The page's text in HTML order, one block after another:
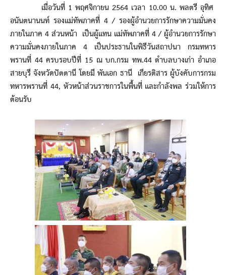
เมื่อวันที่ 1 พฤศจิกายน 2564 เวลา 10.00 น. พลตรี อุทิศ
อนันตนานนท์ รองแม่ทัพภาคที่ 4 / รองผู้อำนวยการรักษาความมั่นคง
ภายในภาค 4 ส่วนหน้า เป็นผู้แทน แม่ทัพภาคที่ 4 / ผู้อำนวยการรักษา
ความมั่นคงภายในภาค 4 เป็นประธานในพิธีวันสถาปนา กรมทหาร
พรานที่ 44 ครบรอบปีที่ 15 ณ บก.กรม ทพ.44 ตำบลบางเก่า อำเภอ
สายบุรี จังหวัดปัตตานี โดยมี พันเอก ธานี เกียรติสาร ผู้บังคับการกรม
ทหารพรานที่ 44, หัวหน้าส่วนราชการในพื้นที่ และกำลังพล ร่วมให้การ
ต้อนรับ